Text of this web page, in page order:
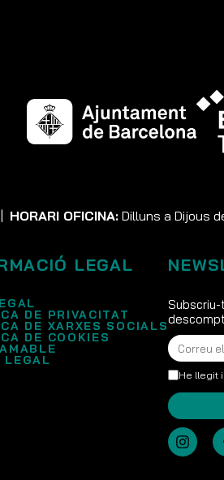
HORARI OFICINA: Dilluns a Dijous
LEGAL
DE PRIVACITAT
DE XARXES SOCIALS
DE COOKIES
LEGAL
He llegit